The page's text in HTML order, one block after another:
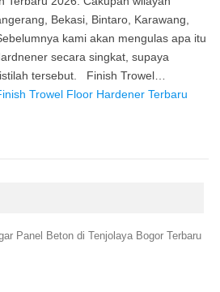
Bekasi, Bintaro, Karawang,
kami akan mengulas apa itu
secara singkat, supaya
tersebut. Finish Trowel…
Trowel Floor Hardener Terbaru
Panel Beton di Tenjolaya Bogor Terbaru